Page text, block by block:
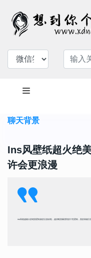
聊天背景
Ins风壁纸超火绝
许会更浪漫
ins风格超级火的绝美壁纸真的太喜欢啦，超清唯美爆漂亮的个性壁纸，美的高级又